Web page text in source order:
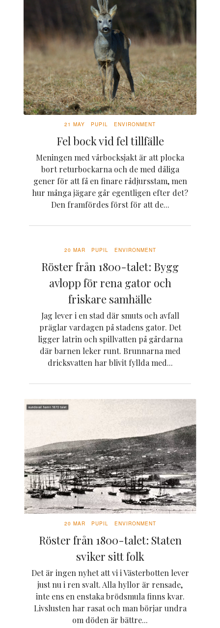
21 MAY PUPIL ENVIRONMENT
Fel bock vid fel tillfälle
Meningen med vårbocksjakt är att plocka
bort returbockarna och de med dåliga
gener för att få en finare rådjursstam, men
hur många jägare går egentligen efter det?
Den framfördes först för att de...
20 MAR PUPIL ENVIRONMENT
Röster från 1800-talet: Bygg
avlopp för rena gator och
friskare samhälle
Jag lever i en stad där smuts och avfall
präglar vardagen på stadens gator. Det
ligger latrin och spillvatten på gårdarna
där barnen leker runt. Brunnarna med
dricksvatten har blivit fyllda med...
20 MAR PUPIL ENVIRONMENT
Röster från 1800-talet: Staten
sviker sitt folk
Det är ingen nyhet att vi i Västerbotten lever
just nu i ren svalt. Alla hyllor är rensade,
inte ens en enstaka brödsmula finns kvar.
Livslusten har rasat och man börjar undra
om döden är bättre...